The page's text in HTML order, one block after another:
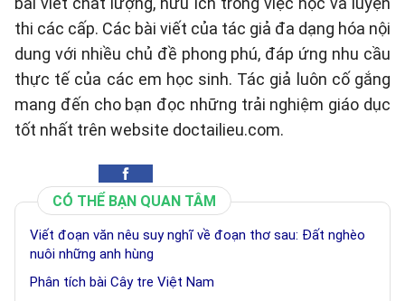
thi các cấp. Các bài viết của tác giả đa dạng hóa nội
dung với nhiều chủ đề phong phú, đáp ứng nhu cầu
thực tế của các em học sinh. Tác giả luôn cố gắng
mang đến cho bạn đọc những trải nghiệm giáo dục
tốt nhất trên website doctailieu.com.
CÓ THỂ BẠN QUAN TÂM
Viết đoạn văn nêu suy nghĩ về đoạn thơ sau: Đất nghèo
nuôi những anh hùng
Phân tích bài Cây tre Việt Nam